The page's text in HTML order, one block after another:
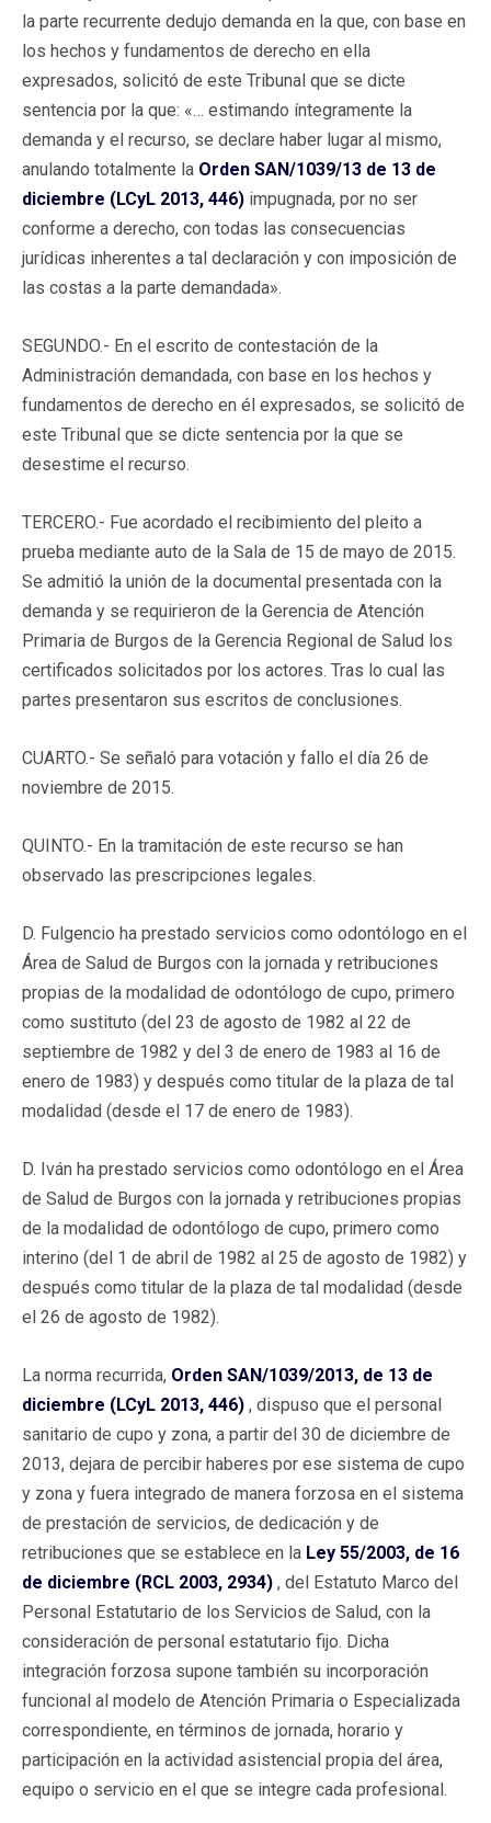
la parte recurrente dedujo demanda en la que, con base en
los hechos y fundamentos de derecho en ella
expresados, solicitó de este Tribunal que se dicte
sentencia por la que: «… estimando íntegramente la
demanda y el recurso, se declare haber lugar al mismo,
anulando totalmente la Orden SAN/1039/13 de 13 de
diciembre (LCyL 2013, 446) impugnada, por no ser
conforme a derecho, con todas las consecuencias
jurídicas inherentes a tal declaración y con imposición de
las costas a la parte demandada».
SEGUNDO.- En el escrito de contestación de la
Administración demandada, con base en los hechos y
fundamentos de derecho en él expresados, se solicitó de
este Tribunal que se dicte sentencia por la que se
desestime el recurso.
TERCERO.- Fue acordado el recibimiento del pleito a
prueba mediante auto de la Sala de 15 de mayo de 2015.
Se admitió la unión de la documental presentada con la
demanda y se requirieron de la Gerencia de Atención
Primaria de Burgos de la Gerencia Regional de Salud los
certificados solicitados por los actores. Tras lo cual las
partes presentaron sus escritos de conclusiones.
CUARTO.- Se señaló para votación y fallo el día 26 de
noviembre de 2015.
QUINTO.- En la tramitación de este recurso se han
observado las prescripciones legales.
D. Fulgencio ha prestado servicios como odontólogo en el
Área de Salud de Burgos con la jornada y retribuciones
propias de la modalidad de odontólogo de cupo, primero
como sustituto (del 23 de agosto de 1982 al 22 de
septiembre de 1982 y del 3 de enero de 1983 al 16 de
enero de 1983) y después como titular de la plaza de tal
modalidad (desde el 17 de enero de 1983).
D. Iván ha prestado servicios como odontólogo en el Área
de Salud de Burgos con la jornada y retribuciones propias
de la modalidad de odontólogo de cupo, primero como
interino (del 1 de abril de 1982 al 25 de agosto de 1982) y
después como titular de la plaza de tal modalidad (desde
el 26 de agosto de 1982).
La norma recurrida, Orden SAN/1039/2013, de 13 de
diciembre (LCyL 2013, 446) , dispuso que el personal
sanitario de cupo y zona, a partir del 30 de diciembre de
2013, dejara de percibir haberes por ese sistema de cupo
y zona y fuera integrado de manera forzosa en el sistema
de prestación de servicios, de dedicación y de
retribuciones que se establece en la Ley 55/2003, de 16
de diciembre (RCL 2003, 2934) , del Estatuto Marco del
Personal Estatutario de los Servicios de Salud, con la
consideración de personal estatutario fijo. Dicha
integración forzosa supone también su incorporación
funcional al modelo de Atención Primaria o Especializada
correspondiente, en términos de jornada, horario y
participación en la actividad asistencial propia del área,
equipo o servicio en el que se integre cada profesional.